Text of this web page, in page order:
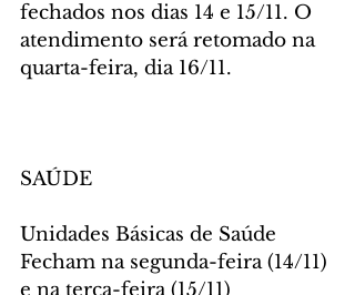
fechados nos dias 14 e 15/11. O
atendimento será retomado na
quarta-feira, dia 16/11.
SAÚDE
Unidades Básicas de Saúde
Fecham na segunda-feira (14/11)